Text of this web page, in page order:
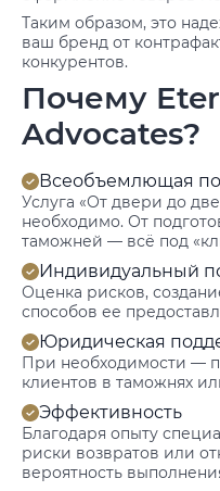
Таким образом, это
ваш бренд от
конкурентов.
Почему
Advocates?
Всеобъемлющая
Услуга «От двери до
необходимо. От
таможней — всё под
Индивидуальный
Оценка рисков,
способов ее
Юридическая
При необходимости —
клиентов в таможнях
Эффективность
Благодаря опыту
риски возвратов или
вероятность